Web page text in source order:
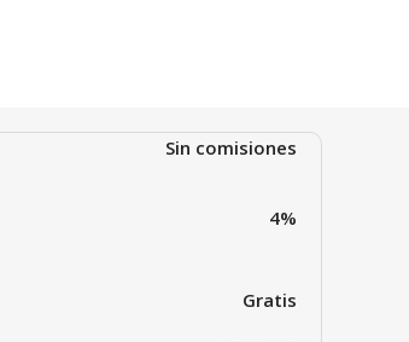
Sin comisiones
4%
Gratis